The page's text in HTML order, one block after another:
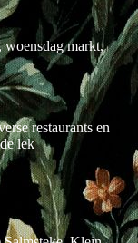
woensdag markt,
restaurants en
lek